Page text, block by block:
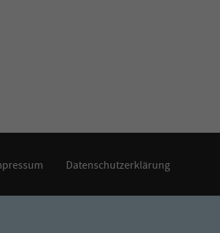
Datenschutzerklärung